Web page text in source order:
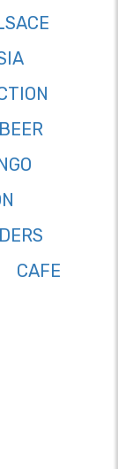
BEER
CAFE